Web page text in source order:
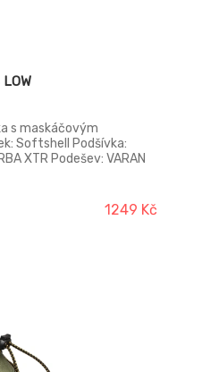
s maskáčovým
Softshell Podšívka:
XTR Podešev: VARAN
1249 Kč